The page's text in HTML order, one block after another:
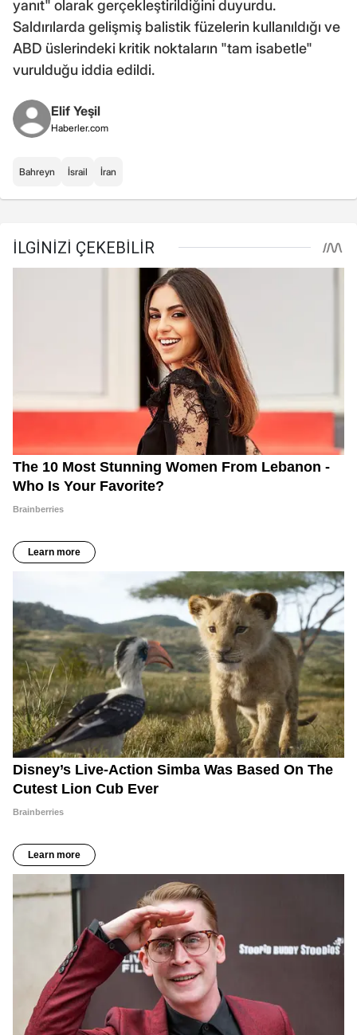
yanıt" olarak gerçekleştirildiğini duyurdu.
Saldırılarda gelişmiş balistik füzelerin kullanıldığı ve
ABD üslerindeki kritik noktaların "tam isabetle"
vurulduğu iddia edildi.
Elif Yeşil
Haberler.com
Bahreyn İsrail İran